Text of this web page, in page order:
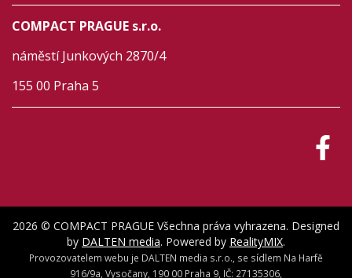
COMPACT PRAGUE s.r.o.
náměstí Junkových 2870/4
155 00 Praha 5
2026 © COMPACT PRAGUE Všechna práva vyhrazena. Designed
by DALTEN media. Powered by RealityMIX.
Provozovatelem webu je DALTEN media s.r.o., se sídlem Na Harfě
916/9a, Vysočany, 190 00 Praha 9, IČ: 27135306,